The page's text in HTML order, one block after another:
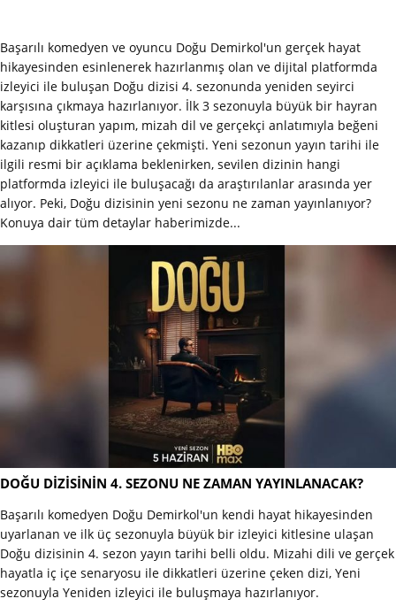
Başarılı komedyen ve oyuncu Doğu Demirkol'un gerçek hayat
hikayesinden esinlenerek hazırlanmış olan ve dijital platformda
izleyici ile buluşan Doğu dizisi 4. sezonunda yeniden seyirci
karşısına çıkmaya hazırlanıyor. İlk 3 sezonuyla büyük bir hayran
kitlesi oluşturan yapım, mizah dil ve gerçekçi anlatımıyla beğeni
kazanıp dikkatleri üzerine çekmişti. Yeni sezonun yayın tarihi ile
ilgili resmi bir açıklama beklenirken, sevilen dizinin hangi
platformda izleyici ile buluşacağı da araştırılanlar arasında yer
alıyor. Peki, Doğu dizisinin yeni sezonu ne zaman yayınlanıyor?
Konuya dair tüm detaylar haberimizde...
DOĞU DİZİSİNİN 4. SEZONU NE ZAMAN YAYINLANACAK?
Başarılı komedyen Doğu Demirkol'un kendi hayat hikayesinden
uyarlanan ve ilk üç sezonuyla büyük bir izleyici kitlesine ulaşan
Doğu dizisinin 4. sezon yayın tarihi belli oldu. Mizahi dili ve gerçek
hayatla iç içe senaryosu ile dikkatleri üzerine çeken dizi, Yeni
sezonuyla Yeniden izleyici ile buluşmaya hazırlanıyor.